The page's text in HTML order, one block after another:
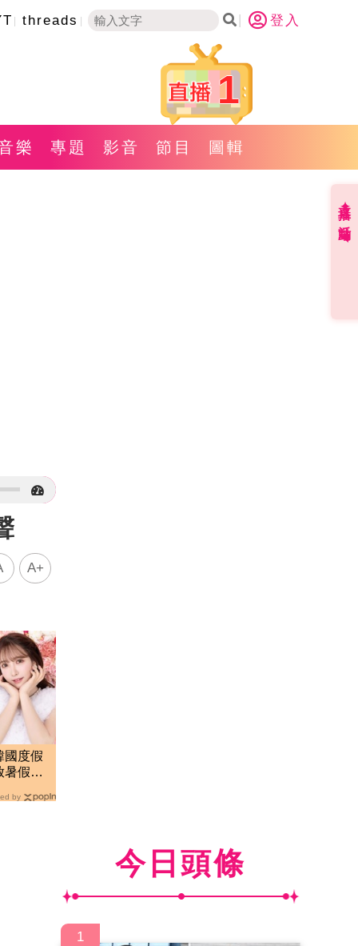
threads 登入
1
樂 專題 影音 節目 圖輯
A+
國度假
假犯
by
今日頭條
1
直播✦活動